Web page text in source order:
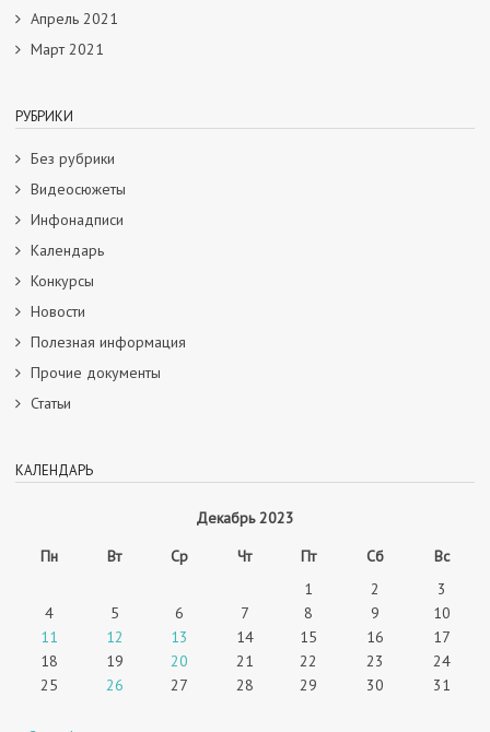
Апрель 2021
Март 2021
РУБРИКИ
Без рубрики
Видеосюжеты
Инфонадписи
Календарь
Конкурсы
Новости
Полезная информация
Прочие документы
Статьи
КАЛЕНДАРЬ
Декабрь 2023
Пн
Вт Ср Чт Пт Сб
Вс
1
2
3
4
5 6 7 8 9
10
11
12 13 14 15 16
17
18
19 20 21 22 23
24
25
26 27 28 29 30 31